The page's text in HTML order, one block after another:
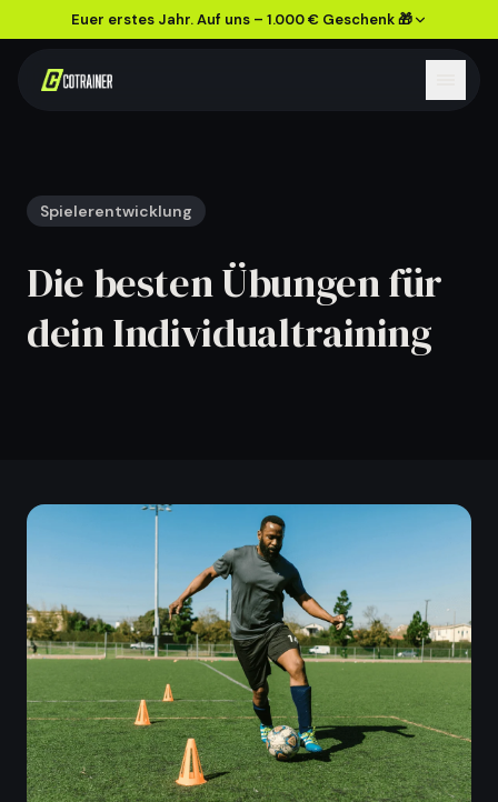
Euer erstes Jahr. Auf uns – 1.000 € Geschenk 🎁
Spielerentwicklung
Die besten Übungen für
dein Individualtraining